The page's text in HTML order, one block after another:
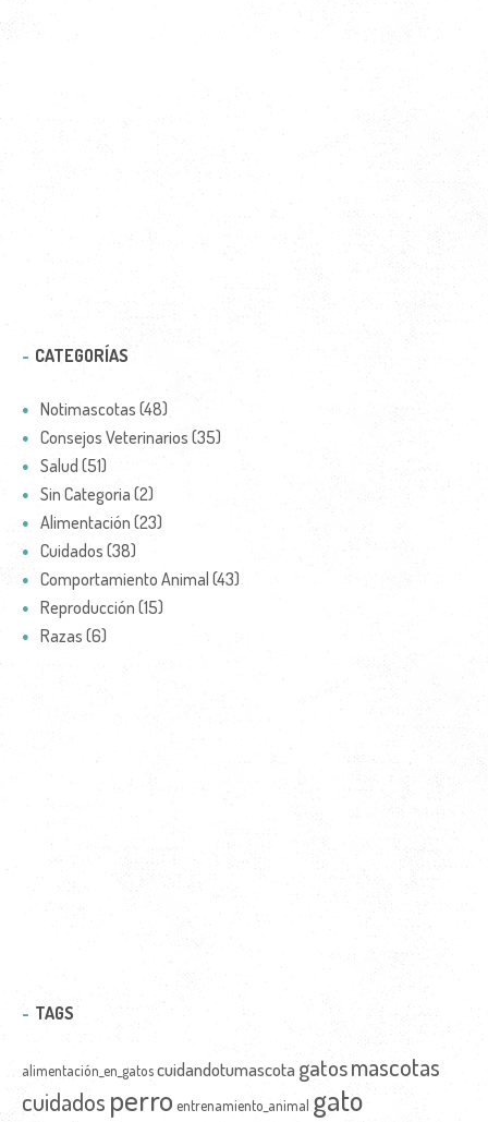
CATEGORÍAS
Notimascotas (48)
Consejos Veterinarios (35)
Salud (51)
Sin Categoria (2)
Alimentación (23)
Cuidados (38)
Comportamiento Animal (43)
Reproducción (15)
Razas (6)
TAGS
alimentación_en_gatoscuidandotumascota gatosmascotas
cuidados perro entrenamiento_animal gato